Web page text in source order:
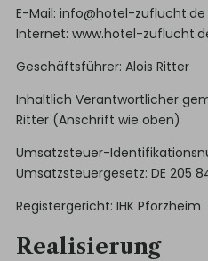
E-Mail: info@hotel-zuflucht.de
Internet: www.hotel-
Geschäftsführer: Alois Ritter
Inhaltlich Verantwortlicher
Ritter (Anschrift wie oben)
Umsatzsteuer-
Umsatzsteuergesetz: DE 205
Registergericht: IHK Pforzheim
Realisierung